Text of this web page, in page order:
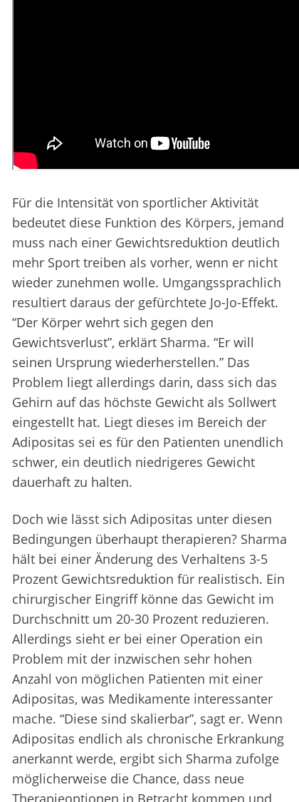
Für die Intensität von sportlicher Aktivität
bedeutet diese Funktion des Körpers, jemand
muss nach einer Gewichtsreduktion deutlich
mehr Sport treiben als vorher, wenn er nicht
wieder zunehmen wolle. Umgangssprachlich
resultiert daraus der gefürchtete Jo-Jo-Effekt.
“Der Körper wehrt sich gegen den
Gewichtsverlust”, erklärt Sharma. “Er will
seinen Ursprung wiederherstellen.” Das
Problem liegt allerdings darin, dass sich das
Gehirn auf das höchste Gewicht als Sollwert
eingestellt hat. Liegt dieses im Bereich der
Adipositas sei es für den Patienten unendlich
schwer, ein deutlich niedrigeres Gewicht
dauerhaft zu halten.
Doch wie lässt sich Adipositas unter diesen
Bedingungen überhaupt therapieren? Sharma
hält bei einer Änderung des Verhaltens 3-5
Prozent Gewichtsreduktion für realistisch. Ein
chirurgischer Eingriff könne das Gewicht im
Durchschnitt um 20-30 Prozent reduzieren.
Allerdings sieht er bei einer Operation ein
Problem mit der inzwischen sehr hohen
Anzahl von möglichen Patienten mit einer
Adipositas, was Medikamente interessanter
mache. “Diese sind skalierbar”, sagt er. Wenn
Adipositas endlich als chronische Erkrankung
anerkannt werde, ergibt sich Sharma zufolge
möglicherweise die Chance, dass neue
Therapieoptionen in Betracht kommen und